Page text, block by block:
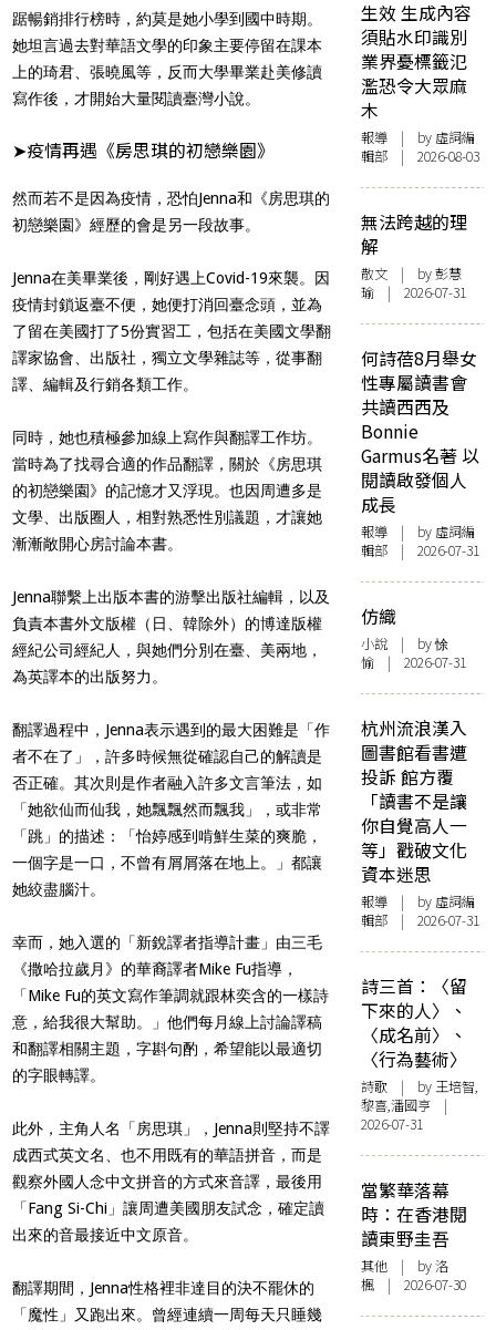
踞暢銷排行榜時，約莫是她小學到國中時期。
她坦言過去對華語文學的印象主要停留在課本
上的琦君、張曉風等，反而大學畢業赴美修讀
寫作後，才開始大量閱讀臺灣小說。
➤疫情再遇《房思琪的初戀樂園》
然而若不是因為疫情，恐怕Jenna和《房思琪的
初戀樂園》經歷的會是另一段故事。
Jenna在美畢業後，剛好遇上Covid-19來襲。因
疫情封鎖返臺不便，她便打消回臺念頭，並為
了留在美國打了5份實習工，包括在美國文學翻
譯家協會、出版社，獨立文學雜誌等，從事翻
譯、編輯及行銷各類工作。
同時，她也積極參加線上寫作與翻譯工作坊。
當時為了找尋合適的作品翻譯，關於《房思琪
的初戀樂園》的記憶才又浮現。也因周遭多是
文學、出版圈人，相對熟悉性別議題，才讓她
漸漸敞開心房討論本書。
Jenna聯繫上出版本書的游擊出版社編輯，以及
負責本書外文版權（日、韓除外）的博達版權
經紀公司經紀人，與她們分別在臺、美兩地，
為英譯本的出版努力。
翻譯過程中，Jenna表示遇到的最大困難是「作
者不在了」，許多時候無從確認自己的解讀是
否正確。其次則是作者融入許多文言筆法，如
「她欲仙而仙我，她飄飄然而飄我」，或非常
「跳」的描述：「怡婷感到啃鮮生菜的爽脆，
一個字是一口，不曾有屑屑落在地上。」都讓
她絞盡腦汁。
幸而，她入選的「新銳譯者指導計畫」由三毛
《撒哈拉歲月》的華裔譯者Mike Fu指導，
「Mike Fu的英文寫作筆調就跟林奕含的一樣詩
意，給我很大幫助。」他們每月線上討論譯稿
和翻譯相關主題，字斟句酌，希望能以最適切
的字眼轉譯。
此外，主角人名「房思琪」，Jenna則堅持不譯
成西式英文名、也不用既有的華語拼音，而是
觀察外國人念中文拼音的方式來音譯，最後用
「Fang Si-Chi」讓周遭美國朋友試念，確定讀
出來的音最接近中文原音。
翻譯期間，Jenna性格裡非達目的決不罷休的
「魔性」又跑出來。曾經連續一周每天只睡幾
生效 生成內容
須貼水印識別
業界憂標籤氾
濫恐令大眾麻
木
報導 | by 虛詞編
輯部 | 2026-08-03
無法跨越的理
解
散文 | by 彭慧
瑜 | 2026-07-31
何詩蓓8月舉女
性專屬讀書會
共讀西西及
Bonnie
Garmus名著 以
閱讀啟發個人
成長
報導 | by 虛詞編
輯部 | 2026-07-31
仿織
小說 | by 悇
愉 | 2026-07-31
杭州流浪漢入
圖書館看書遭
投訴 館方覆
「讀書不是讓
你自覺高人一
等」戳破文化
資本迷思
報導 | by 虛詞編
輯部 | 2026-07-31
詩三首：〈留
下來的人〉、
〈成名前〉、
〈行為藝術〉
詩歌 | by 王培智,
黎喜,潘國亨 |
2026-07-31
當繁華落幕
時：在香港閱
讀東野圭吾
其他 | by洛
楓 | 2026-07-30